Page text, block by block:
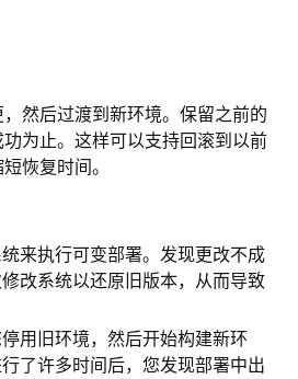
然后过渡到新环境。保留之前的
为止。这样可以支持回滚到以前
恢复时间。
来执行可变部署。发现更改不成
改系统以还原旧版本，从而导致
用旧环境，然后开始构建新环
了许多时间后，您发现部署中出